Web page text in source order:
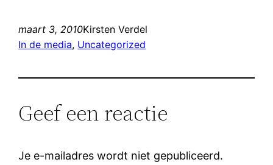
maart 3, 2010Kirsten Verdel
In de media, Uncategorized
Geef een reactie
Je e-mailadres wordt niet gepubliceerd.